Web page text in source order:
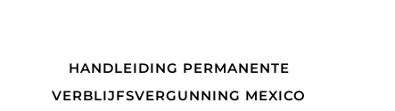
HANDLEIDING PERMANENTE
VERBLIJFSVERGUNNING MEXICO